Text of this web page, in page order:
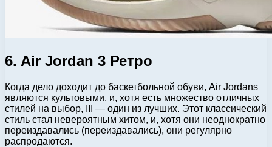
6. Air Jordan 3 Ретро
Когда дело доходит до баскетбольной обуви, Air Jordans
являются культовыми, и, хотя есть множество отличных
стилей на выбор, III — один из лучших. Этот классический
стиль стал невероятным хитом, и, хотя они неоднократно
переиздавались (переиздавались), они регулярно
распродаются.